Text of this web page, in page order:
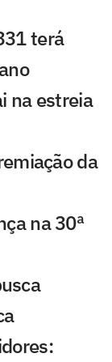
terá
na estreia
da
na 30ª